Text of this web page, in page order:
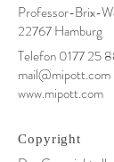
Professor-Brix-
22767 Hamburg
Telefon0177 25
mail@mipott.com
www.mipott.com
Copyright